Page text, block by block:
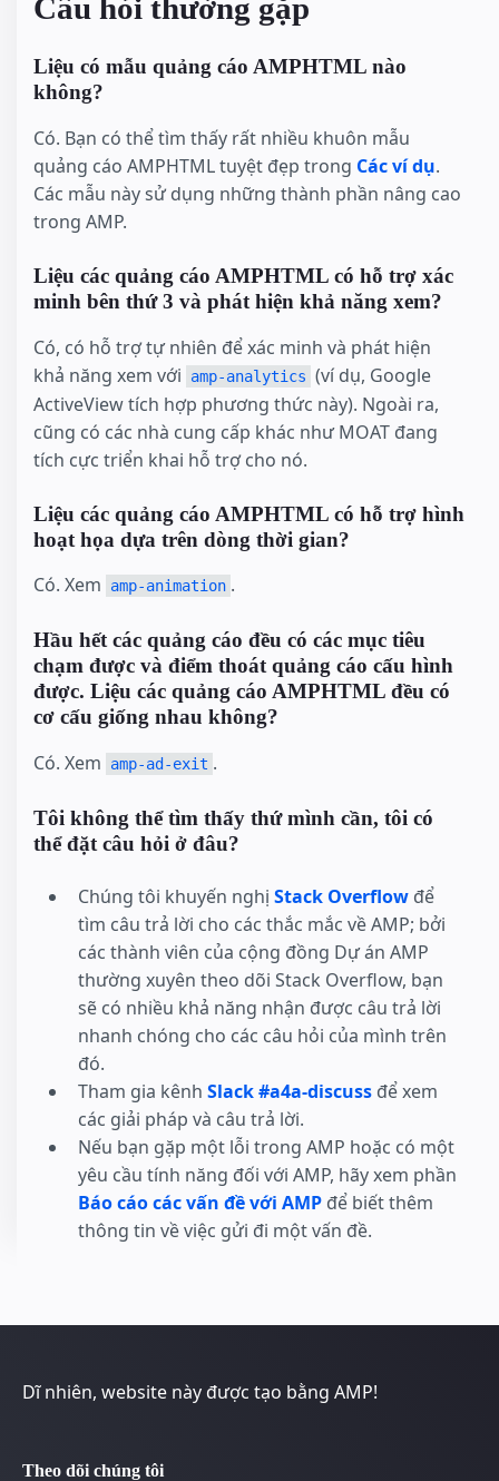
Câu hỏi thường gặp
Liệu có mẫu quảng cáo AMPHTML nào
không?
Có. Bạn có thể tìm thấy rất nhiều khuôn mẫu
quảng cáo AMPHTML tuyệt đẹp trong Các ví dụ.
Các mẫu này sử dụng những thành phần nâng cao
trong AMP.
Liệu các quảng cáo AMPHTML có hỗ trợ xác
minh bên thứ 3 và phát hiện khả năng xem?
Có, có hỗ trợ tự nhiên để xác minh và phát hiện
khả năng xem với
amp-analytics (ví dụ, Google
ActiveView tích hợp phương thức này). Ngoài ra,
cũng có các nhà cung cấp khác như MOAT đang
tích cực triển khai hỗ trợ cho nó.
Liệu các quảng cáo AMPHTML có hỗ trợ hình
hoạt họa dựa trên dòng thời gian?
Có. Xem amp-animation .
Hầu hết các quảng cáo đều có các mục tiêu
chạm được và điểm thoát quảng cáo cấu hình
được. Liệu các quảng cáo AMPHTML đều có
cơ cấu giống nhau không?
Có. Xem amp-ad-exit .
Tôi không thể tìm thấy thứ mình cần, tôi có
thể đặt câu hỏi ở đâu?
Chúng tôi khuyến nghị Stack Overflow để
tìm câu trả lời cho các thắc mắc về AMP; bởi
các thành viên của cộng đồng Dự án AMP
thường xuyên theo dõi Stack Overflow, bạn
sẽ có nhiều khả năng nhận được câu trả lời
nhanh chóng cho các câu hỏi của mình trên
đó.
Tham gia kênh Slack #a4a-discuss để xem
các giải pháp và câu trả lời.
Nếu bạn gặp một lỗi trong AMP hoặc có một
yêu cầu tính năng đối với AMP, hãy xem phần
Báo cáo các vấn đề với AMP để biết thêm
thông tin về việc gửi đi một vấn đề.
Dĩ nhiên, website này được tạo bằng AMP!
Theo dõi chúng tôi